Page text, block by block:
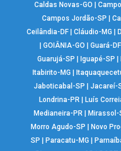
Caldas Novas-GO
|
Campos Jordão-SP
Ceilândia-DF| Cláudio-MG
GOIÂNIA-GO Guará-DF
Guarujá-SP
Iguapé-SP
Itabirito-MG
Jaboticabal-SP
Jacareí-
Londrina-PR| Luís
Medianeira-PR
Mirassol-
Morro Agudo-SP
Novo
SP
Paracatu-MG